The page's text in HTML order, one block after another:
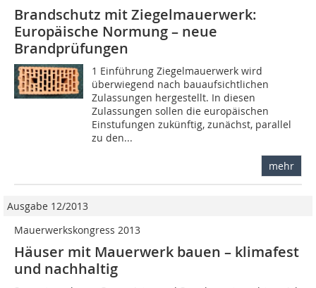
Brandschutz mit Ziegelmauerwerk:
Europäische Normung – neue
Brandprüfungen
1 Einführung Ziegelmauerwerk wird
überwiegend nach bauaufsichtlichen
Zulassungen hergestellt. In diesen
Zulassungen sollen die europäischen
Einstufungen zukünftig, zunächst, parallel
zu den...
mehr
Ausgabe 12/2013
Mauerwerkskongress 2013
Häuser mit Mauerwerk bauen – klimafest
und nachhaltig